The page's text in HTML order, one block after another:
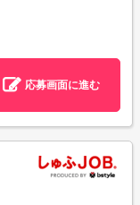
応募画面に進む